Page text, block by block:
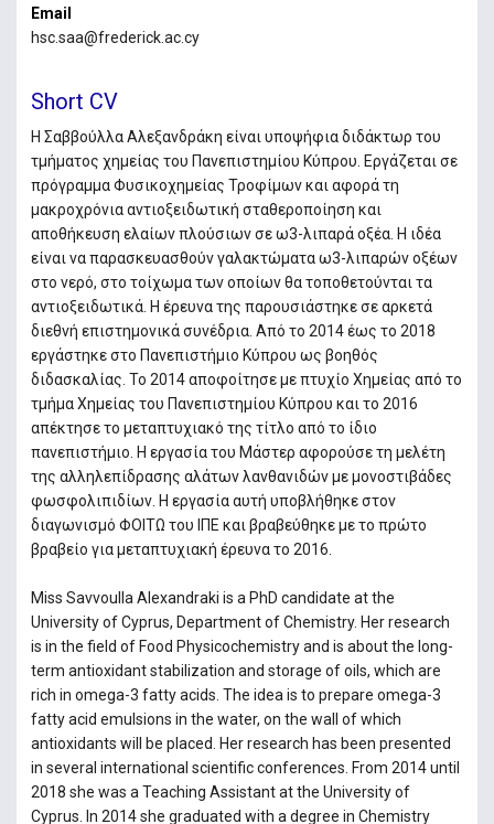
Email
hsc.saa@frederick.ac.cy
Short CV
Η Σαββούλλα Αλεξανδράκη είναι υποψήφια διδάκτωρ του
τμήματος χημείας του Πανεπιστημίου Κύπρου. Εργάζεται σε
πρόγραμμα Φυσικοχημείας Τροφίμων και αφορά τη
μακροχρόνια αντιοξειδωτική σταθεροποίηση και
αποθήκευση ελαίων πλούσιων σε ω3-λιπαρά οξέα. Η ιδέα
είναι να παρασκευασθούν γαλακτώματα ω3-λιπαρών οξέων
στο νερό, στο τοίχωμα των οποίων θα τοποθετούνται τα
αντιοξειδωτικά. Η έρευνα της παρουσιάστηκε σε αρκετά
διεθνή επιστημονικά συνέδρια. Από το 2014 έως το 2018
εργάστηκε στο Πανεπιστήμιο Κύπρου ως βοηθός
διδασκαλίας. Το 2014 αποφοίτησε με πτυχίο Χημείας από το
τμήμα Χημείας του Πανεπιστημίου Κύπρου και το 2016
απέκτησε το μεταπτυχιακό της τίτλο από το ίδιο
πανεπιστήμιο. Η εργασία του Μάστερ αφορούσε τη μελέτη
της αλληλεπίδρασης αλάτων λανθανιδών με μονοστιβάδες
φωσφολιπιδίων. Η εργασία αυτή υποβλήθηκε στον
διαγωνισμό ΦΟΙΤΩ του ΙΠΕ και βραβεύθηκε με το πρώτο
βραβείο για μεταπτυχιακή έρευνα το 2016.
Miss Savvoulla Alexandraki is a PhD candidate at the
University of Cyprus, Department of Chemistry. Her research
is in the field of Food Physicochemistry and is about the long-
term antioxidant stabilization and storage of oils, which are
rich in omega-3 fatty acids. The idea is to prepare omega-3
fatty acid emulsions in the water, on the wall of which
antioxidants will be placed. Her research has been presented
in several international scientific conferences. From 2014 until
2018 she was a Teaching Assistant at the University of
Cyprus. In 2014 she graduated with a degree in Chemistry